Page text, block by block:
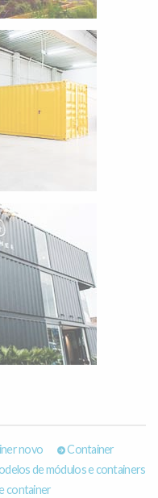
novo
Container
de módulos e containers
container